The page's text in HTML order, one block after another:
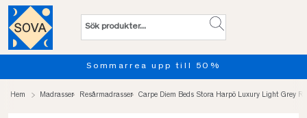
Sommarrea upp till 50%
Hem Madrasser Resårmadrasser Carpe Diem Beds Stora Harpö Luxury Light Grey